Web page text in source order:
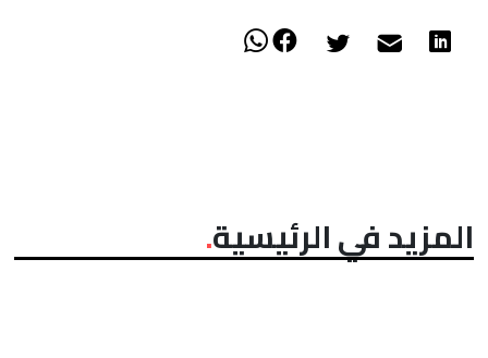
المزيد في الرئيسية